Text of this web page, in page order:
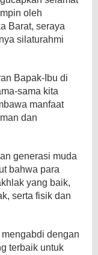
oleh
Barat, seraya
silaturahmi
Bapak-Ibu di
sama kita
manfaat
dan
generasi muda
bahwa para
yang baik,
serta fisik dan
dengan
terbaik untuk